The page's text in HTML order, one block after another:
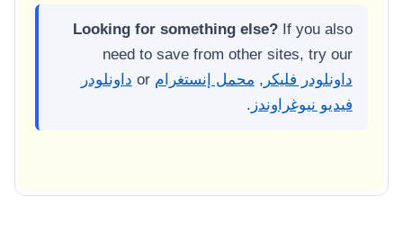
Looking for something else?If you also
need to save from other sites, try our
داونلودر فليكر , محمل إنستغرام or
داونلودر
فيديو نيوغراوندز .